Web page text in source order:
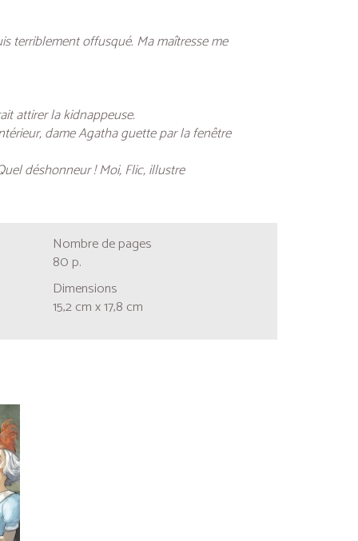
terriblement offusqué. Ma maîtresse me
attirer la kidnappeuse.
dame Agatha guette par la fenêtre
déshonneur ! Moi, Flic, illustre
Nombre de pages
80 p.
Dimensions
15,2 cm x 17,8 cm